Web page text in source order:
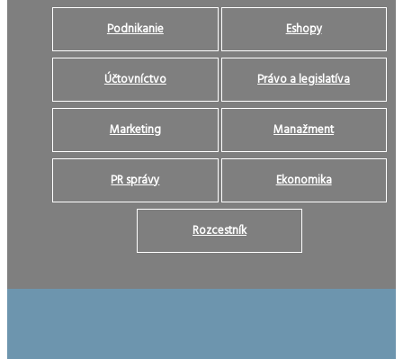
Podnikanie Eshopy
Účtovníctvo Právo a legislatíva
Marketing Manažment
PR správy Ekonomika
Rozcestník